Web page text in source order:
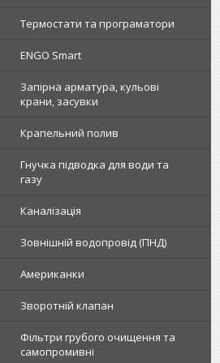
Термостати та програматори
ENGO Smart
Запірна арматура, кульові
крани, засувки
Крапельний полив
Гнучка підводка для води та
газу
Каналізація
Зовнішній водопровід (ПНД)
Американки
Зворотній клапан
Фільтри грубого очищення та
самопромивні